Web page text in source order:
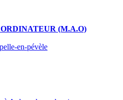
(M.A.O)
en-pévèle